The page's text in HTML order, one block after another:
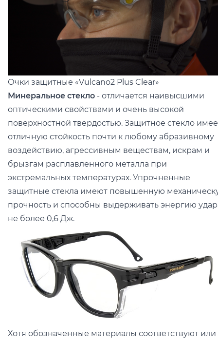
Очки защитные «Vulcano2 Plus Clear»
Минеральное стекло - отличается наивысшими
оптическими свойствами и очень высокой
поверхностной твердостью. Защитное стекло
отличную стойкость почти к любому абразивному
воздействию, агрессивным веществам, искрам и
брызгам расплавленного металла при
экстремальных температурах. Упрочненные
защитные стекла имеют повышенную
прочность и способны выдерживать энергию
не более 0,6 Дж.
Хотя обозначенные материалы соответствуют или